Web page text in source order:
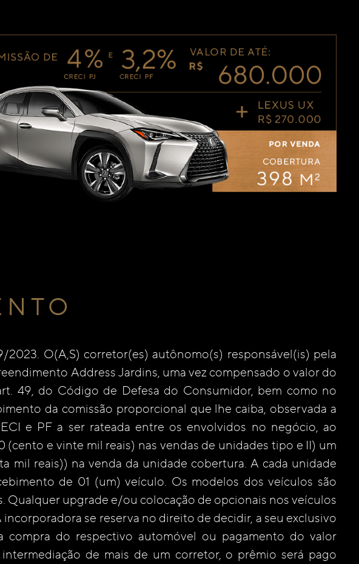
O(A,S) corretor(es) autônomo(s) responsável(is) pela
Address Jardins, uma vez compensado o valor do
49, do Código de Defesa do Consumidor, bem como no
da comissão proporcional que lhe caiba, observada a
e PF a ser rateada entre os envolvidos no negócio, ao
e vinte mil reais) nas vendas de unidades tipo e II) um
mil reais)) na venda da unidade cobertura. A cada unidade
de 01 (um) veículo. Os modelos dos veículos são
Qualquer upgrade e/ou colocação de opcionais nos veículos
se reserva no direito de decidir, a seu exclusivo
do respectivo automóvel ou pagamento do valor
de mais de um corretor, o prêmio será pago